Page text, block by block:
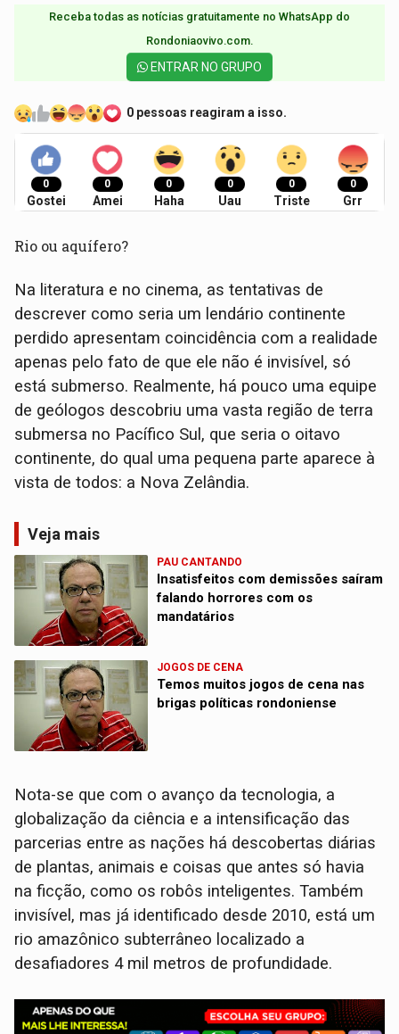
Receba todas as notícias gratuitamente no WhatsApp do
Rondoniaovivo.com.​
ENTRAR NO GRUPO
0 pessoas reagiram a isso.
0
Gostei
0
Amei
0
Haha
0
Uau
0
Triste
0
Grr
Rio ou aquífero?
Na literatura e no cinema, as tentativas de
descrever como seria um lendário continente
perdido apresentam coincidência com a realidade
apenas pelo fato de que ele não é invisível, só
está submerso. Realmente, há pouco uma equipe
de geólogos descobriu uma vasta região de terra
submersa no Pacífico Sul, que seria o oitavo
continente, do qual uma pequena parte aparece à
vista de todos: a Nova Zelândia.
Veja mais
PAU CANTANDO
Insatisfeitos com demissões saíram
falando horrores com os
mandatários
JOGOS DE CENA
Temos muitos jogos de cena nas
brigas políticas rondoniense
Nota-se que com o avanço da tecnologia, a
globalização da ciência e a intensificação das
parcerias entre as nações há descobertas diárias
de plantas, animais e coisas que antes só havia
na ficção, como os robôs inteligentes. Também
invisível, mas já identificado desde 2010, está um
rio amazônico subterrâneo localizado a
desafiadores 4 mil metros de profundidade.